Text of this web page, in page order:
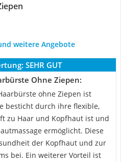
weitere Angebote
SEHR GUT
Ohne Ziepen:
ohne Ziepen ist
besticht durch ihre flexible,
zu Haar und Kopfhaut ist und
ermöglicht. Diese
der Kopfhaut und zur
bei. Ein weiterer Vorteil ist